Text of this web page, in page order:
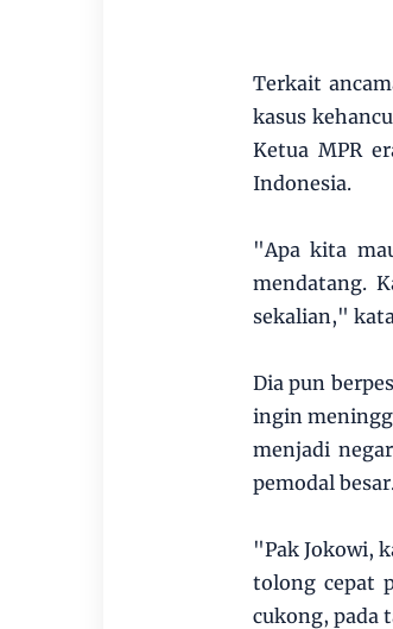
Terkait
kasus
Ketua MPR
Indonesia.
"Apa kita
mendatang.
sekalian,"
Dia pun
ingin
menjadi
pemodal
"Pak Jokowi,
tolong cepat
cukong, pada